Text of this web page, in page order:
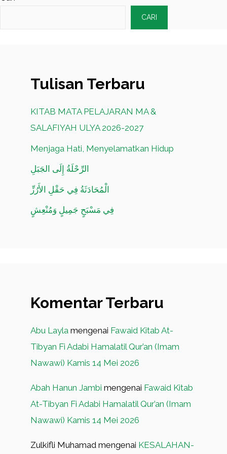
CARI
Tulisan Terbaru
KITAB MATA PELAJARAN MA &
SALAFIYAH ULYA 2026-2027
Menjaga Hati, Menyelamatkan Hidup
الرِّحْلَةُ إِلَى الجَبَلِ
الْمُحَادَثَةُ فِي حَقْلِ الأَرُزِّ
فِي مَسْبَحٍ جَمِيلٍ وَمُنْعِشٍ
Komentar Terbaru
Abu Layla mengenai Fawaid Kitab At-
Tibyan Fi Adabi Hamalatil Qur’an (Imam
Nawawi) Kamis 14 Mei 2026
Abah Hanun Jambi mengenai Fawaid Kitab
At-Tibyan Fi Adabi Hamalatil Qur’an (Imam
Nawawi) Kamis 14 Mei 2026
Zulkifli Muhamad mengenai KESALAHAN-